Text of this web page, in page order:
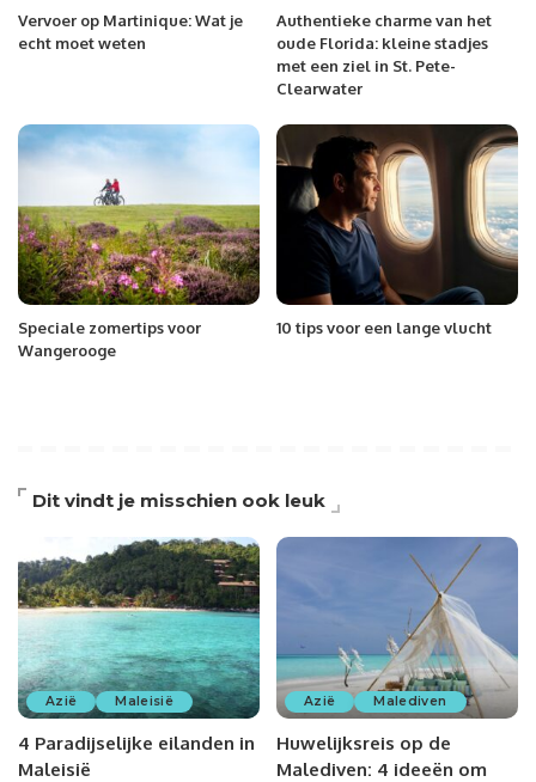
Vervoer op Martinique: Wat je
echt moet weten
Authentieke charme van het
oude Florida: kleine stadjes
met een ziel in St. Pete-
Clearwater
Speciale zomertips voor
Wangerooge
10 tips voor een lange vlucht
Dit vindt je misschien ook leuk
Azië Maleisië
4 Paradijselijke eilanden in
Maleisië
Azië Malediven
Huwelijksreis op de
Malediven: 4 ideeën om